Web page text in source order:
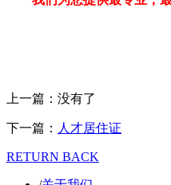
上一篇： 没有了
下一篇： 人才居住证
RETURN BACK